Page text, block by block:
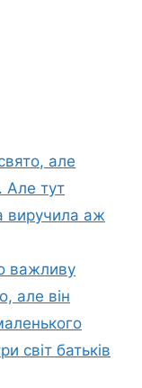
але
Але тут
виручила аж
важливу
але він
світ батьків